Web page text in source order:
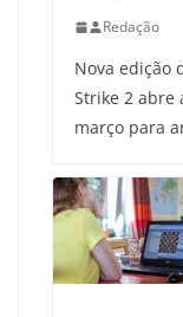
Redação
Nova edição
Strike 2 abre
março para